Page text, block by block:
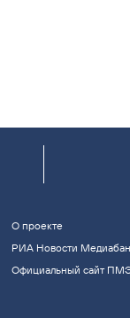
О проекте
РИА Новости
Официальный сайт